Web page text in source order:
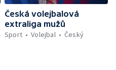
Česká volejbalová
extraliga mužů
Sport
Volejbal Český